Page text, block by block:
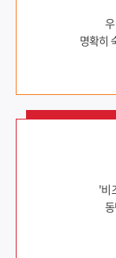
명확히
'비